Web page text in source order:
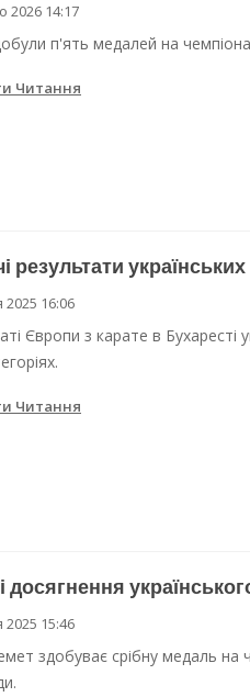
підвезення води
2026 14:17
п'ять медалей на
Читання
результати
2025 16:06
Європи з карате в Бухаресті
Читання
досягнення
2025 15:46
здобуває срібну медаль на